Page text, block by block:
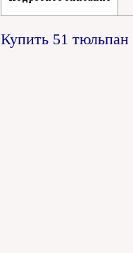
Купить 51